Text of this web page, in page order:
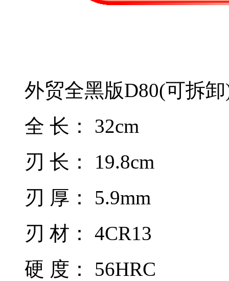
外贸全黑版D80(可拆
全 长： 32cm
刃 长： 19.8cm
刃 厚： 5.9mm
刃 材： 4CR13
硬 度： 56HRC